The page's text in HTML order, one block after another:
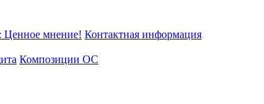
мнение! Контактная информация
Композиции ОС